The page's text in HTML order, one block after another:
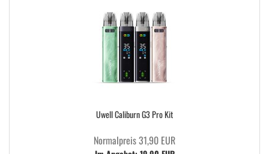
Uwell Caliburn G3 Pro Kit
Normalpreis 31,90 EUR